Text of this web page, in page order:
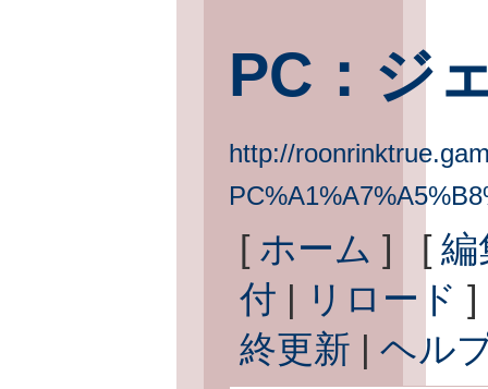
PC：ジ
http://
[ ホーム ] [ 編
付 | リロード
終更新 | ヘル